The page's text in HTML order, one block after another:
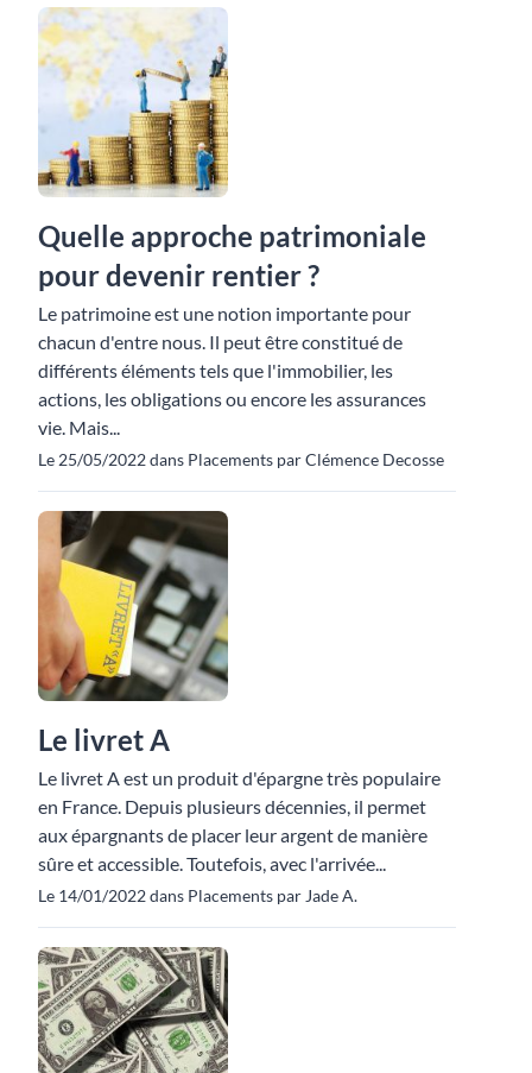
Quelle approche patrimoniale
pour devenir rentier ?
Le patrimoine est une notion importante pour
chacun d'entre nous. Il peut être constitué de
différents éléments tels que l'immobilier, les
actions, les obligations ou encore les assurances
vie. Mais...
Le 25/05/2022 dans Placements par Clémence Decosse
Le livret A
Le livret A est un produit d'épargne très populaire
en France. Depuis plusieurs décennies, il permet
aux épargnants de placer leur argent de manière
sûre et accessible. Toutefois, avec l'arrivée...
Le 14/01/2022 dans Placements par Jade A.